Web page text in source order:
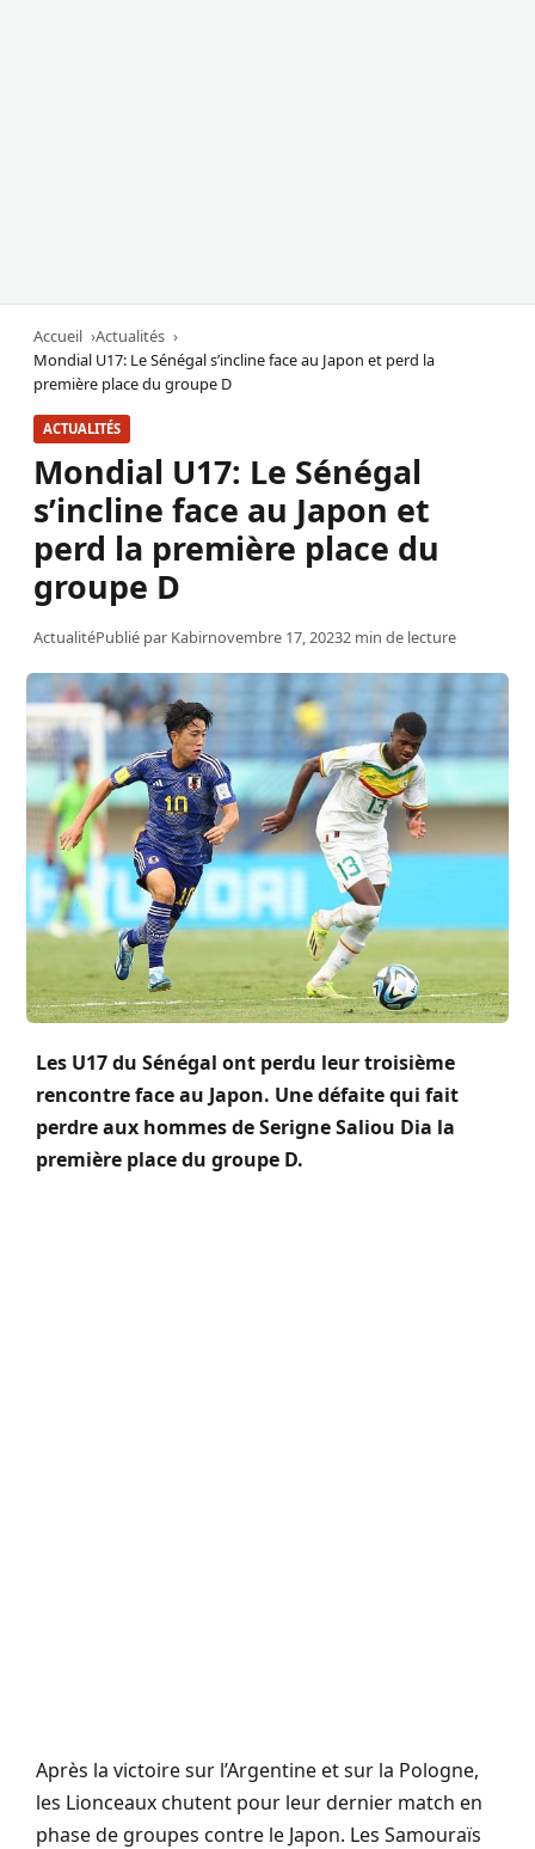
Accueil
Actualités
Mondial U17: Le Sénégal s’incline face au Japon et perd la
première place du groupe D
ACTUALITÉS
Mondial U17: Le Sénégal
s’incline face au Japon et
perd la première place du
groupe D
ActualitéPublié par Kabirnovembre 17, 20232 min de lecture
Les U17du Sénégal ont perdu leur troisième
rencontre face au Japon. Une défaite qui fait
perdre aux hommes deSerigneSaliou Dia la
première place du groupe D.
Après la victoire sur l’Argentine et sur la Pologne,
les Lionceaux chutent pour leur dernier match en
phase de groupes contre le Japon. Les Samouraïs